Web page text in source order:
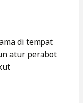
di tempat
atur perabot